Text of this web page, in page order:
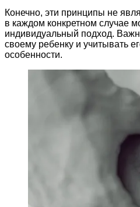
Конечно, эти принципы не
в каждом конкретном случае
индивидуальный подход.
своему ребенку и учитывать
особенности.